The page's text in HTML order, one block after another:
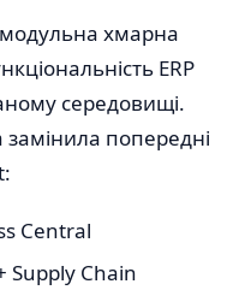
хмарна
ERP
середовищі.
попередні
Central
Supply Chain